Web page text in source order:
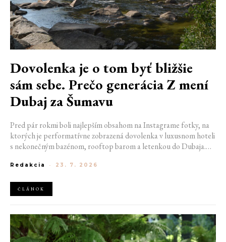
Dovolenka je o tom byť bližšie
sám sebe. Prečo generácia Z mení
Dubaj za Šumavu
Pred pár rokmi boli najlepším obsahom na Instagrame fotky, na
ktorých je performatívne zobrazená dovolenka v luxusnom hoteli
s nekonečným bazénom, rooftop barom a letenkou do Dubaja.
Jizerských horách. Ranné kúpanie v lome. Výlet vlakom na
kamarátmi pri ohni.
Redakcia - 23. 7. 2026
ČLÁNOK